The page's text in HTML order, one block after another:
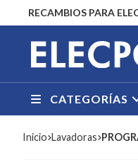
RECAMBIOS PARA
CATEGORÍAS
Inicio lavadoras